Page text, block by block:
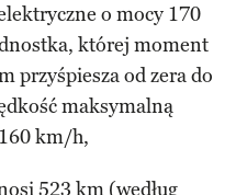
o mocy 170
której moment
przyśpiesza od zera do
maksymalną
km/h,
523 km (według